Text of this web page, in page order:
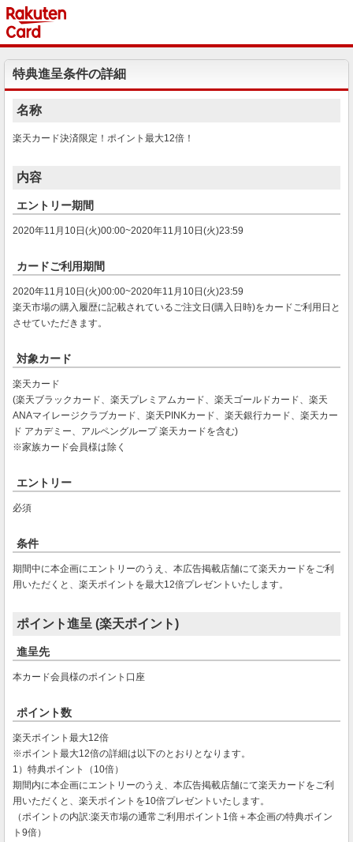
特典進呈条件の詳細
名称
楽天カード決済限定！ポイント最大12倍！
内容
エントリー期間
2020年11月10日(火)00:00~2020年11月10日(火)23:59
カードご利用期間
2020年11月10日(火)00:00~2020年11月10日(火)23:59
楽天市場の購入履歴に記載されているご注文日(購入日時)をカードご利用日と
させていただきます。
対象カード
楽天カード
(楽天ブラックカード、楽天プレミアムカード、楽天ゴールドカード、楽天
ANAマイレージクラブカード、楽天PINKカード、楽天銀行カード、楽天カー
ド アカデミー、アルペングループ 楽天カードを含む)
※家族カード会員様は除く
エントリー
必須
条件
期間中に本企画にエントリーのうえ、本広告掲載店舗にて楽天カードをご利
用いただくと、楽天ポイントを最大12倍プレゼントいたします。
ポイント進呈 (楽天ポイント)
進呈先
本カード会員様のポイント口座
ポイント数
楽天ポイント最大12倍
※ポイント最大12倍の詳細は以下のとおりとなります。
1）特典ポイント（10倍）
期間内に本企画にエントリーのうえ、本広告掲載店舗にて楽天カードをご利
用いただくと、楽天ポイントを10倍プレゼントいたします。
（ポイントの内訳:楽天市場の通常ご利用ポイント1倍＋本企画の特典ポイン
ト9倍）